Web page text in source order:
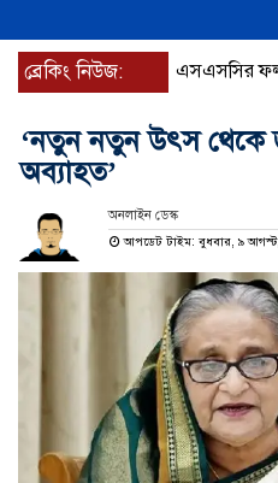
ব্রেকিং নিউজ: এসএসসির
‘নতুন নতুন উৎস থেকে
অব্যাহত’
অনলাইন ডেস্ক
আপডেট টাইম: বুধবার, ৯